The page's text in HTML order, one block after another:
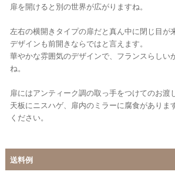
扉を開けると別の世界が広がりますね。
左右の横開きタイプの扉だと真ん中に閉じ目が
デザインも前開きならではと言えます。
華やかな雰囲気のデザインで、フランスらしい
ね。
扉にはアンティーク調の取っ手をつけてのお渡
天板にニスハゲ、扉内のミラーに腐食がありま
ください。
送料例